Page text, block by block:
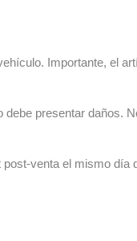
Importante, el
presentar daños.
venta el mismo día